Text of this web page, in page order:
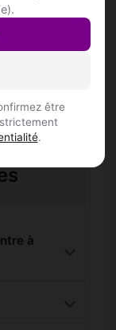
être
.
à